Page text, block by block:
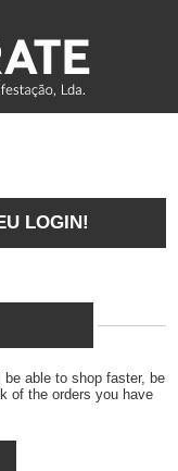
LOGIN!
able to shop faster, be
of the orders you have